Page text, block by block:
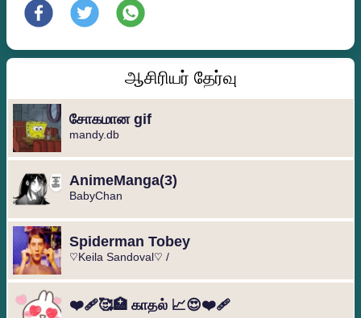
ஆசிரியர் தேர்வு
சோகமான gif
mandy.db
️AnimeManga️(3)
BabyChan
Spiderman Tobey
♡Keila Sandoval♡ /
❤️‍🩹🥰🏥 காதல் 📈😍❤️‍🩹